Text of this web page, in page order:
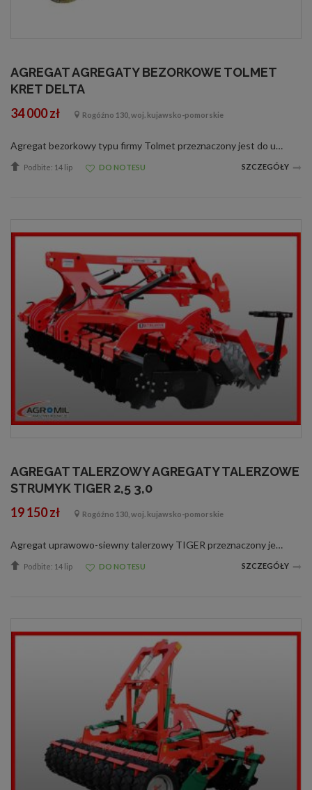
AGREGAT AGREGATY BEZORKOWE TOLMET
KRET DELTA
34 000 zł Rogóźno 130, woj. kujawsko-pomorskie
Agregat bezorkowy typu firmy Tolmet przeznaczony jest do uprawy bezorkowej. Z lemieszami bocznymi wykonuje się zabiegi do 15 cm w ziemii, natomiast bez lemieszy bocznych do 30 cm. Agregat wykonany jest bardzo solidnie i precyzyjnie. Konstrukcja ramy j...
Podbite: 14 lip DO NOTESU SZCZEGÓŁY
AGREGAT TALERZOWY AGREGATY TALERZOWE
STRUMYK TIGER 2,5 3,0
19 150 zł Rogóźno 130, woj. kujawsko-pomorskie
Agregat uprawowo-siewny talerzowy TIGER przeznaczony jest do przedsiewnej uprawy gleby lub innej wstępnej uprawie roli. Po połączeniu z siewnikiem można przy jednym przejeździe wykonać również siew. Możliwe jest również wykorzystanie maszyny...
Podbite: 14 lip DO NOTESU SZCZEGÓŁY